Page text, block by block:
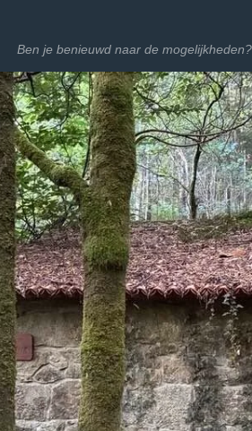
Ben je benieuwd naar de